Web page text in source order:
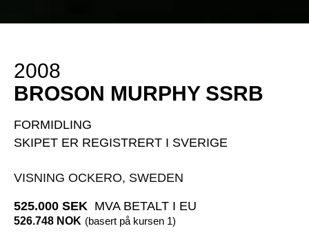
2008
BROSON MURPHY SSRB
FORMIDLING
SKIPET ER REGISTRERT I SVERIGE
VISNING OCKERO, SWEDEN
525.000 SEK MVA BETALT I EU
526.748 NOK (basert på kursen 1)